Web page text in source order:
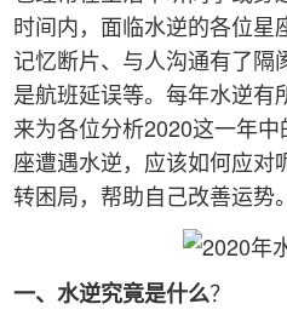
时间内，面临水逆的各位星
记忆断片、与人沟通有了隔
是航班延误等。每年水逆有
来为各位分析2020这一年
座遭遇水逆，应该如何应对
转困局，帮助自己改善运势。
一、水逆究竟是什么？